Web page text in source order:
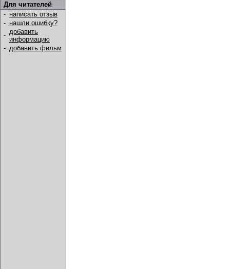
Для читателей
- написать отзыв
- нашли ошибку?
- добавить
информацию
- добавить фильм